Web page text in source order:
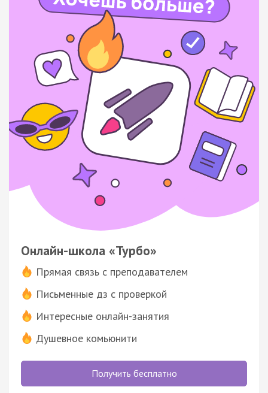
Онлайн-школа «Турбо»
Прямая связь с преподавателем
Письменные дз с проверкой
Интересные онлайн-занятия
Душевное комьюнити
Получить бесплатно